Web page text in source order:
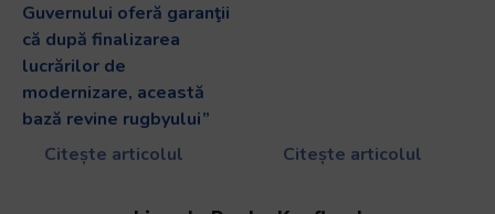
Guvernului oferă garanţii
că după finalizarea
lucrărilor de
modernizare, această
bază revine rugbyului”
Citește articolul
Citește articolul